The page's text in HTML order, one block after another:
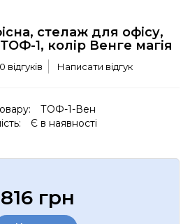
стелаж для офісу,
1, колір Венге магія
0 відгуків Написати відгук
ТОФ-1-Вен
Є в наявності
грн